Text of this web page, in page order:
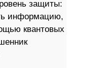
защиты:
информацию,
квантовых